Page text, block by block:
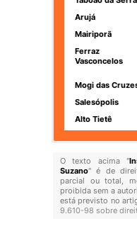
Arujá
Mairiporã
Ferraz
Vasconcelos
Mogi das
Salesópolis
Alto Tietê
O texto acima "
Suzano" é de
parcial ou total,
proibida sem a
está previsto no
9.610-98 sobre